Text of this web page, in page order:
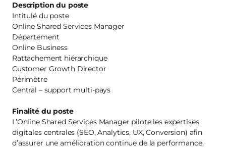
Description du poste
Intitulé du poste
Online Shared Services Manager
Département
Online Business
Rattachement hiérarchique
Customer Growth Director
Périmètre
Central – support multi‑pays
Finalité du poste
L’Online Shared Services Manager pilote les expertises
digitales centrales (SEO, Analytics, UX, Conversion) afin
d’assurer une amélioration continue de la performance,